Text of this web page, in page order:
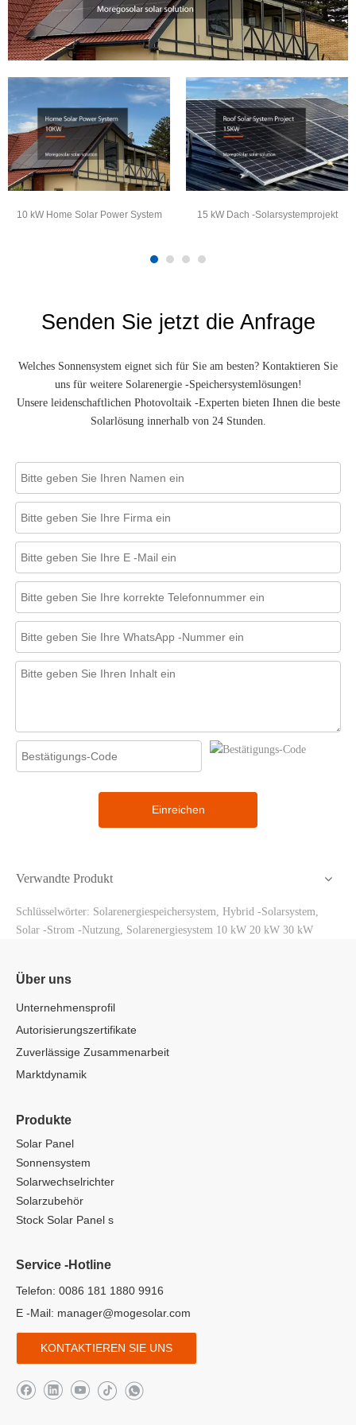
10 kW Home Solar Power System 15 kW Dach -Solarsystemprojekt
Senden Sie jetzt die Anfrage
Welches Sonnensystem eignet sich für Sie am besten? Kontaktieren Sie
uns für weitere Solarenergie -Speichersystemlösungen!
Unsere leidenschaftlichen Photovoltaik -Experten bieten Ihnen die beste
Solarlösung innerhalb von 24 Stunden.
Einreichen
Verwandte Produkt
Schlüsselwörter: Solarenergiespeichersystem, Hybrid -Solarsystem,
Solar -Strom -Nutzung, Solarenergiesystem 10 kW 20 kW 30 kW
Über uns
Unternehmensprofil
Autorisierungszertifikate
Zuverlässige Zusammenarbeit
Marktdynamik
Produkte
Solar Panel
Sonnensystem
Solarwechselrichter
Solarzubehör
Stock Solar Panel s
Service -Hotline
Telefon: 0086 181 1880 9916
E -Mail: manager@mogesolar.com
KONTAKTIEREN SIE UNS